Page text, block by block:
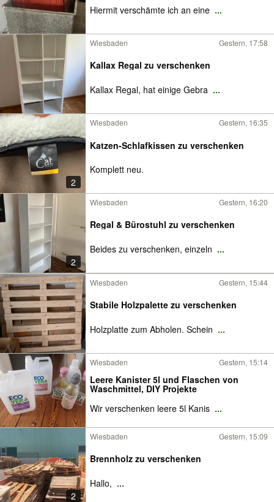
Hiermit verschämte ich an eine ...
Wiesbaden Gestern, 17:58
Kallax Regal zu verschenken
Kallax Regal, hat einige Gebra ...
2
Wiesbaden Gestern, 16:35
Katzen-Schlafkissen zu verschenken
Komplett neu.
2
Wiesbaden Gestern, 16:20
Regal & Bürostuhl zu verschenken
Beides zu verschenken, einzeln ...
Wiesbaden Gestern, 15:44
Stabile Holzpalette zu verschenken
Holzplatte zum Abholen. Schein ...
Wiesbaden Gestern, 15:14
Leere Kanister 5l und Flaschen von
Waschmittel, DIY Projekte
Wir verschenken leere 5l Kanis ...
2
Wiesbaden Gestern, 15:09
Brennholz zu verschenken
Hallo, ...